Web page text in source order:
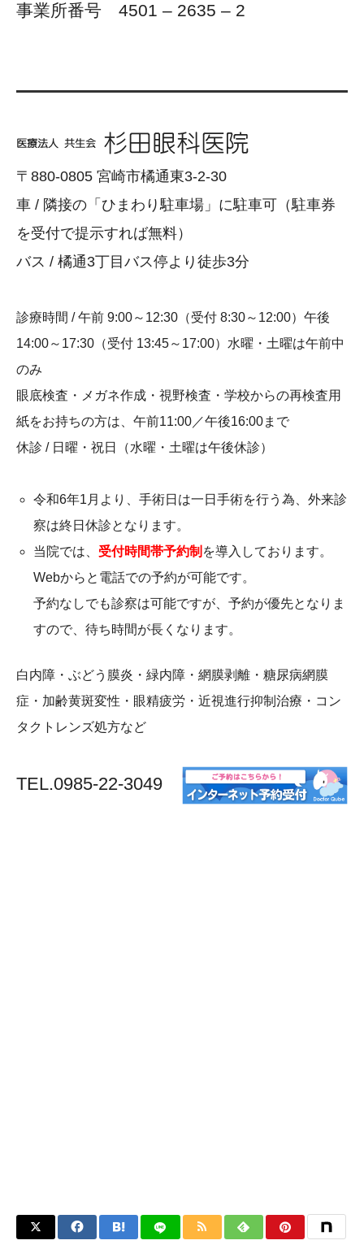
事業所番号 4501 – 2635 – 2
〒880-0805 宮崎市橘通東3-2-30
車 / 隣接の「ひまわり駐車場」に駐車可（駐車券
を受付で提示すれば無料）
バス / 橘通3丁目バス停より徒歩3分
診療時間 / 午前 9:00～12:30（受付 8:30～12:00）午後
14:00～17:30（受付 13:45～17:00）水曜・土曜は午前中
のみ
眼底検査・メガネ作成・視野検査・学校からの再検査用
紙をお持ちの方は、午前11:00／午後16:00まで
休診 / 日曜・祝日（水曜・土曜は午後休診）
令和6年1月より、手術日は一日手術を行う為、外来診
察は終日休診となります。
当院では、 受付時間帯予約制 を導入しております。
Webからと電話での予約が可能です。
予約なしでも診察は可能ですが、予約が優先となりま
すので、待ち時間が長くなります。
白内障・ぶどう膜炎・緑内障・網膜剥離・糖尿病網膜
症・加齢黄斑変性・眼精疲労・近視進行抑制治療・コン
タクトレンズ処方など
TEL.0985-22-3049